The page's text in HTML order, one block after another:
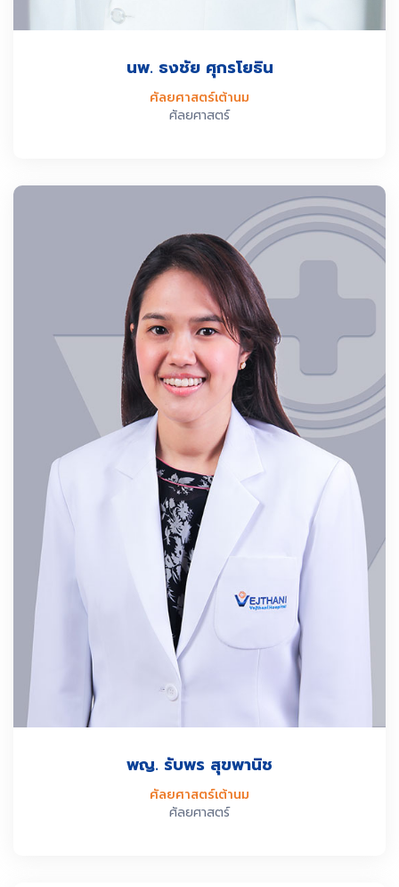
นพ. ธงชัย ศุกรโยธิน
ศัลยศาสตร์เต้านม
ศัลยศาสตร์
พญ. รับพร สุขพานิช
ศัลยศาสตร์เต้านม
ศัลยศาสตร์